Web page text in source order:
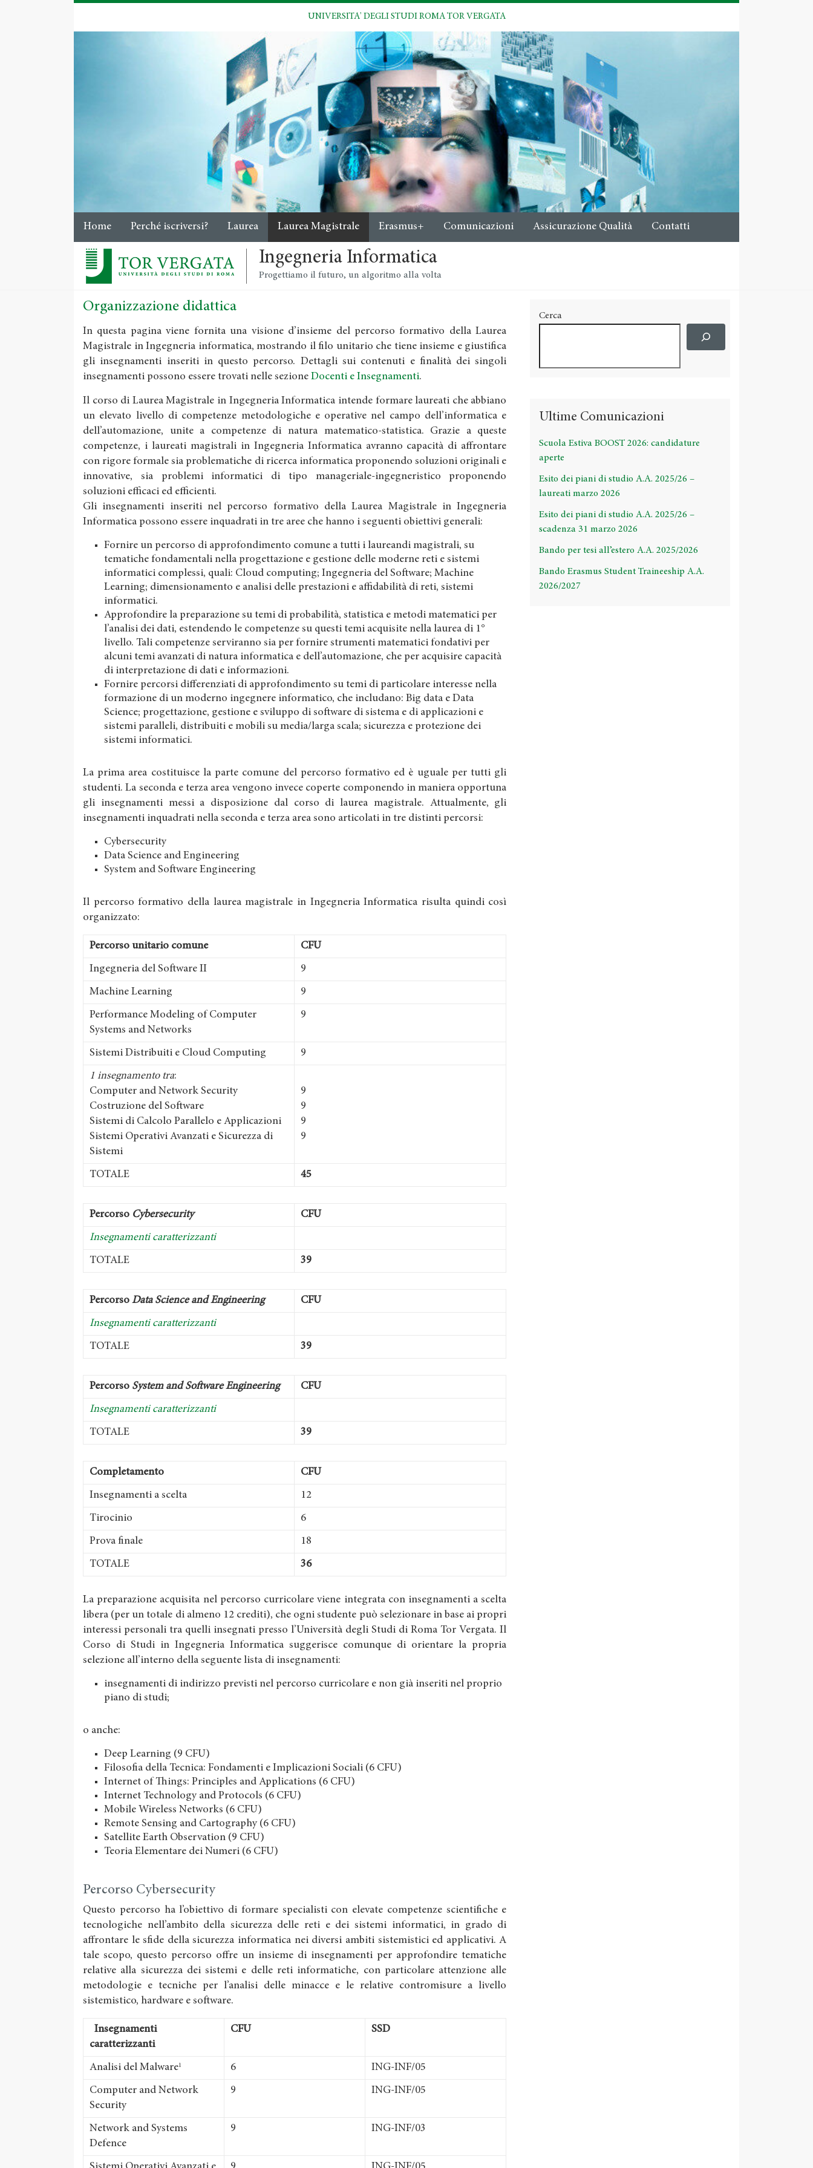
UNIVERSITA' DEGLI STUDI ROMA TOR VERGATA
Home Perché iscriversi? Laurea Laurea Magistrale Erasmus+ Comunicazioni Assicurazione Qualità Contatti
Ingegneria Informatica
Progettiamo il futuro, un algoritmo alla volta
Organizzazione didattica
In questa pagina viene fornita una visione d’insieme del percorso formativo della Laurea
Magistrale in Ingegneria informatica, mostrando il filo unitario che tiene insieme e giustifica
gli insegnamenti inseriti in questo percorso. Dettagli sui contenuti e finalità dei singoli
insegnamenti possono essere trovati nelle sezione Docenti e Insegnamenti.
Il corso di Laurea Magistrale in Ingegneria Informatica intende formare laureati che abbiano
un elevato livello di competenze metodologiche e operative nel campo dell’informatica e
dell’automazione, unite a competenze di natura matematico-statistica. Grazie a queste
competenze, i laureati magistrali in Ingegneria Informatica avranno capacità di affrontare
con rigore formale sia problematiche di ricerca informatica proponendo soluzioni originali e
innovative, sia problemi informatici di tipo manageriale-ingegneristico proponendo
soluzioni efficaci ed efficienti.
Gli insegnamenti inseriti nel percorso formativo della Laurea Magistrale in Ingegneria
Informatica possono essere inquadrati in tre aree che hanno i seguenti obiettivi generali:
Fornire un percorso di approfondimento comune a tutti i laureandi magistrali, su
tematiche fondamentali nella progettazione e gestione delle moderne reti e sistemi
informatici complessi, quali: Cloud computing; Ingegneria del Software; Machine
Learning; dimensionamento e analisi delle prestazioni e affidabilità di reti, sistemi
informatici.
Approfondire la preparazione su temi di probabilità, statistica e metodi matematici per
l’analisi dei dati, estendendo le competenze su questi temi acquisite nella laurea di 1°
livello. Tali competenze serviranno sia per fornire strumenti matematici fondativi per
alcuni temi avanzati di natura informatica e dell’automazione, che per acquisire capacità
di interpretazione di dati e informazioni.
Fornire percorsi differenziati di approfondimento su temi di particolare interesse nella
formazione di un moderno ingegnere informatico, che includano: Big data e Data
Science; progettazione, gestione e sviluppo di software di sistema e di applicazioni e
sistemi paralleli, distribuiti e mobili su media/larga scala; sicurezza e protezione dei
sistemi informatici.
La prima area costituisce la parte comune del percorso formativo ed è uguale per tutti gli
studenti. La seconda e terza area vengono invece coperte componendo in maniera opportuna
gli insegnamenti messi a disposizione dal corso di laurea magistrale. Attualmente, gli
insegnamenti inquadrati nella seconda e terza area sono articolati in tre distinti percorsi:
Cybersecurity
Data Science and Engineering
System and Software Engineering
Il percorso formativo della laurea magistrale in Ingegneria Informatica risulta quindi così
organizzato:
Percorso unitario comune CFU
Ingegneria del Software II 9
Machine Learning 9
Performance Modeling of Computer
Systems and Networks
9
Sistemi Distribuiti e Cloud Computing 9
1 insegnamento tra:
Computer and Network Security
Costruzione del Software
Sistemi di Calcolo Parallelo e Applicazioni
Sistemi Operativi Avanzati e Sicurezza di
Sistemi
9
9
9
9
TOTALE 45
Percorso Cybersecurity CFU
Insegnamenti caratterizzanti
TOTALE 39
Percorso Data Science and Engineering CFU
Insegnamenti caratterizzanti
TOTALE 39
Percorso System and Software Engineering CFU
Insegnamenti caratterizzanti
TOTALE 39
Completamento CFU
Insegnamenti a scelta 12
Tirocinio 6
Prova finale 18
TOTALE 36
La preparazione acquisita nel percorso curricolare viene integrata con insegnamenti a scelta
libera (per un totale di almeno 12 crediti), che ogni studente può selezionare in base ai propri
interessi personali tra quelli insegnati presso l’Università degli Studi di Roma Tor Vergata. Il
Corso di Studi in Ingegneria Informatica suggerisce comunque di orientare la propria
selezione all’interno della seguente lista di insegnamenti:
insegnamenti di indirizzo previsti nel percorso curricolare e non già inseriti nel proprio
piano di studi;
o anche:
Deep Learning (9 CFU)
Filosofia della Tecnica: Fondamenti e Implicazioni Sociali (6 CFU)
Internet of Things: Principles and Applications (6 CFU)
Internet Technology and Protocols (6 CFU)
Mobile Wireless Networks (6 CFU)
Remote Sensing and Cartography (6 CFU)
Satellite Earth Observation (9 CFU)
Teoria Elementare dei Numeri (6 CFU)
Percorso Cybersecurity
Questo percorso ha l’obiettivo di formare specialisti con elevate competenze scientifiche e
tecnologiche nell’ambito della sicurezza delle reti e dei sistemi informatici, in grado di
affrontare le sfide della sicurezza informatica nei diversi ambiti sistemistici ed applicativi. A
tale scopo, questo percorso offre un insieme di insegnamenti per approfondire tematiche
relative alla sicurezza dei sistemi e delle reti informatiche, con particolare attenzione alle
metodologie e tecniche per l’analisi delle minacce e le relative contromisure a livello
sistemistico, hardware e software.
Insegnamenti
caratterizzanti
CFU SSD
Analisi del Malware1 6 ING-INF/05
Computer and Network
Security
9 ING-INF/05
Network and Systems
Defence
9 ING-INF/03
Cerca
Ultime Comunicazioni
Scuola Estiva BOOST 2026: candidature
aperte
Esito dei piani di studio A.A. 2025/26 –
laureati marzo 2026
Esito dei piani di studio A.A. 2025/26 –
scadenza 31 marzo 2026
Bando per tesi all’estero A.A. 2025/2026
Bando Erasmus Student Traineeship A.A.
2026/2027